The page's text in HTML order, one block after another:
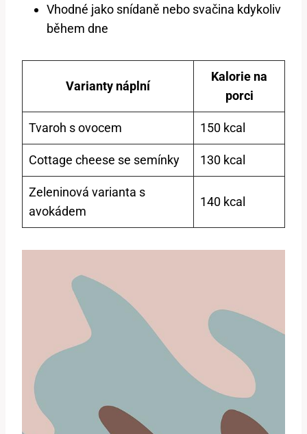
Vhodné jako snídaně nebo svačina kdykoliv
během dne
Varianty náplní
Kalorie na
porci
Tvaroh s ovocem 150 kcal
Cottage cheese se semínky 130 kcal
Zeleninová varianta s
avokádem
140 kcal